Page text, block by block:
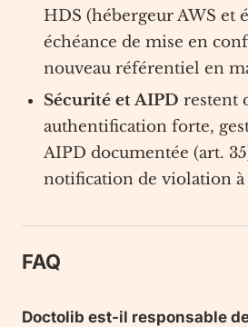
HDS (hébergeur AWS et
échéance de mise en
nouveau référentiel en
Sécurité et AIPD restent
authentification forte,
AIPD documentée (art.
notification de violation à
FAQ
Doctolib est-il responsable